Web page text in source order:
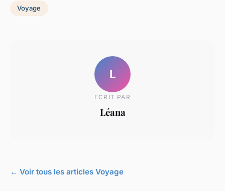
Voyage
L
ECRIT PAR
Léana
← Voir tous les articles Voyage